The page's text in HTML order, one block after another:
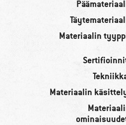
Materiaalin
Materiaalin